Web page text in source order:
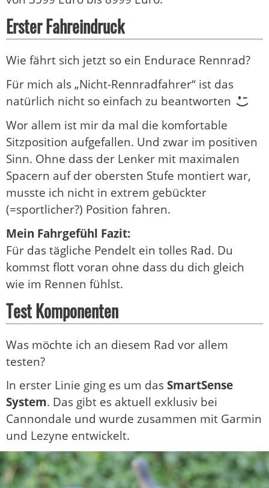
Erster Fahreindruck
Wie fährt sich jetzt so ein Endurace Rennrad?
Für mich als „Nicht-Rennradfahrer“ ist das
natürlich nicht so einfach zu beantworten
Wor allem ist mir da mal die komfortable
Sitzposition aufgefallen. Und zwar im positiven
Sinn. Ohne dass der Lenker mit maximalen
Spacern auf der obersten Stufe montiert war,
musste ich nicht in extrem gebückter
(=sportlicher?) Position fahren.
Mein Fahrgefühl Fazit:
Für das tägliche Pendelt ein tolles Rad. Du
kommst flott voran ohne dass du dich gleich
wie im Rennen fühlst.
Test Komponenten
Was möchte ich an diesem Rad vor allem
testen?
In erster Linie ging es um dasSmartSense
System. Das gibt es aktuell exklusiv bei
Cannondale und wurde zusammen mit Garmin
und Lezyne entwickelt.